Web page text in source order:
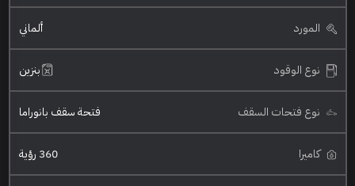
المورد ألماني
نوع الوقود بنزين
نوع فتحات السقف فتحة سقف بانوراما
كاميرا 360 رؤية